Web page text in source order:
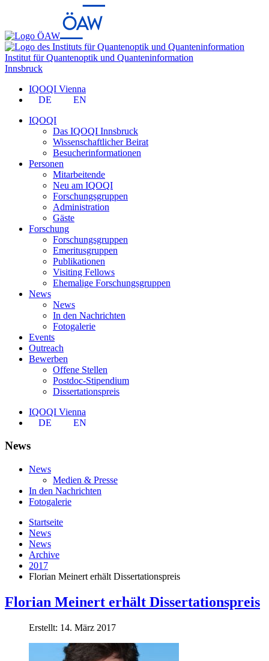
Institut für Quantenoptik und Quanteninformation
Innsbruck
IQOQI Vienna
DE
EN
IQOQI
Das IQOQI Innsbruck
Wissenschaftlicher Beirat
Besucherinformationen
Personen
Mitarbeitende
Neu am IQOQI
Forschungsgruppen
Administration
Gäste
Forschung
Forschungsgruppen
Emeritusgruppen
Publikationen
Visiting Fellows
Ehemalige Forschungsgruppen
News
News
In den Nachrichten
Fotogalerie
Events
Outreach
Bewerben
Offene Stellen
Postdoc-Stipendium
Dissertationspreis
IQOQI Vienna
DE
EN
News
News
Medien & Presse
In den Nachrichten
Fotogalerie
Startseite
News
News
Archive
2017
Florian Meinert erhält Dissertationspreis
Florian Meinert erhält Dissertationspreis
Erstellt: 14. März 2017